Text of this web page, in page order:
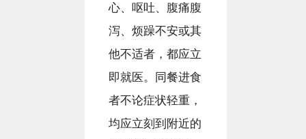
心、呕吐、腹痛腹
泻、烦躁不安或其
他不适者，都应立
即就医。同餐进食
者不论症状轻重，
均应立刻到附近的